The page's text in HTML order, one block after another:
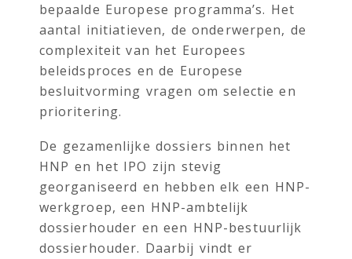
bepaalde Europese programma’s. Het
aantal initiatieven, de onderwerpen, de
complexiteit van het Europees
beleidsproces en de Europese
besluitvorming vragen om selectie en
prioritering.
De gezamenlijke dossiers binnen het
HNP en het IPO zijn stevig
georganiseerd en hebben elk een HNP-
werkgroep, een HNP-ambtelijk
dossierhouder en een HNP-bestuurlijk
dossierhouder. Daarbij vindt er